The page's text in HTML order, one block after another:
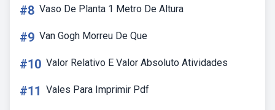
#8 Vaso De Planta 1 Metro De Altura
#9 Van Gogh Morreu De Que
#10 Valor Relativo E Valor Absoluto Atividades
#11 Vales Para Imprimir Pdf